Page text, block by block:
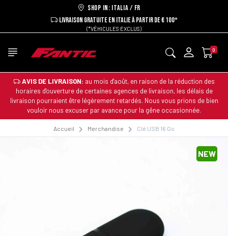
Shop in: ITALIA / FR
LIVRAISON GRATUITE EN ITALIE À PARTIR DE € 100*
(*VÉHICULES EXCLUS)
0
AVIS DE LIVRAISON: au mois d'août, en raison de la réduction des
horaires d'ouverture de certaines agences de livraison, les délais de
livraison pourraient être légèrement retardés. Nous vous prions de bien
vouloir nous excuser par avance pour la gêne occasionnée.
Accueil Merchandise Clé USB 16 Go
NEW